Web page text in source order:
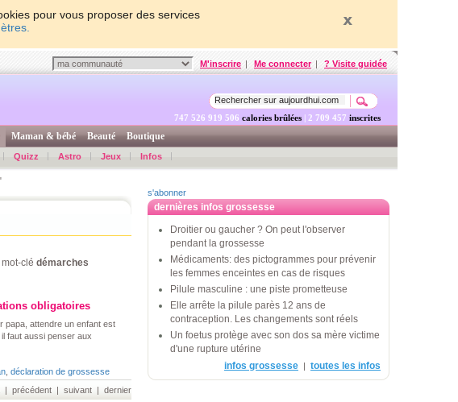
pour vous proposer des services
M'inscrire | Me connecter | ? Visite guidée
747 526 920 156 calories brûlées | 2 709 457 inscrites
Maman & bébé Beauté Boutique
Quizz Astro Jeux Infos
clé démarches
obligatoires
papa, attendre un enfant est
faut aussi penser aux
déclaration de grossesse
| précédent | suivant | dernier
s'abonner
dernières infos grossesse
Droitier ou gaucher ? On peut l'observer
pendant la grossesse
Médicaments: des pictogrammes pour prévenir
les femmes enceintes en cas de risques
Pilule masculine : une piste prometteuse
Elle arrête la pilule parès 12 ans de
contraception. Les changements sont réels
Un foetus protège avec son dos sa mère victime
d'une rupture utérine
infos grossesse | toutes les infos